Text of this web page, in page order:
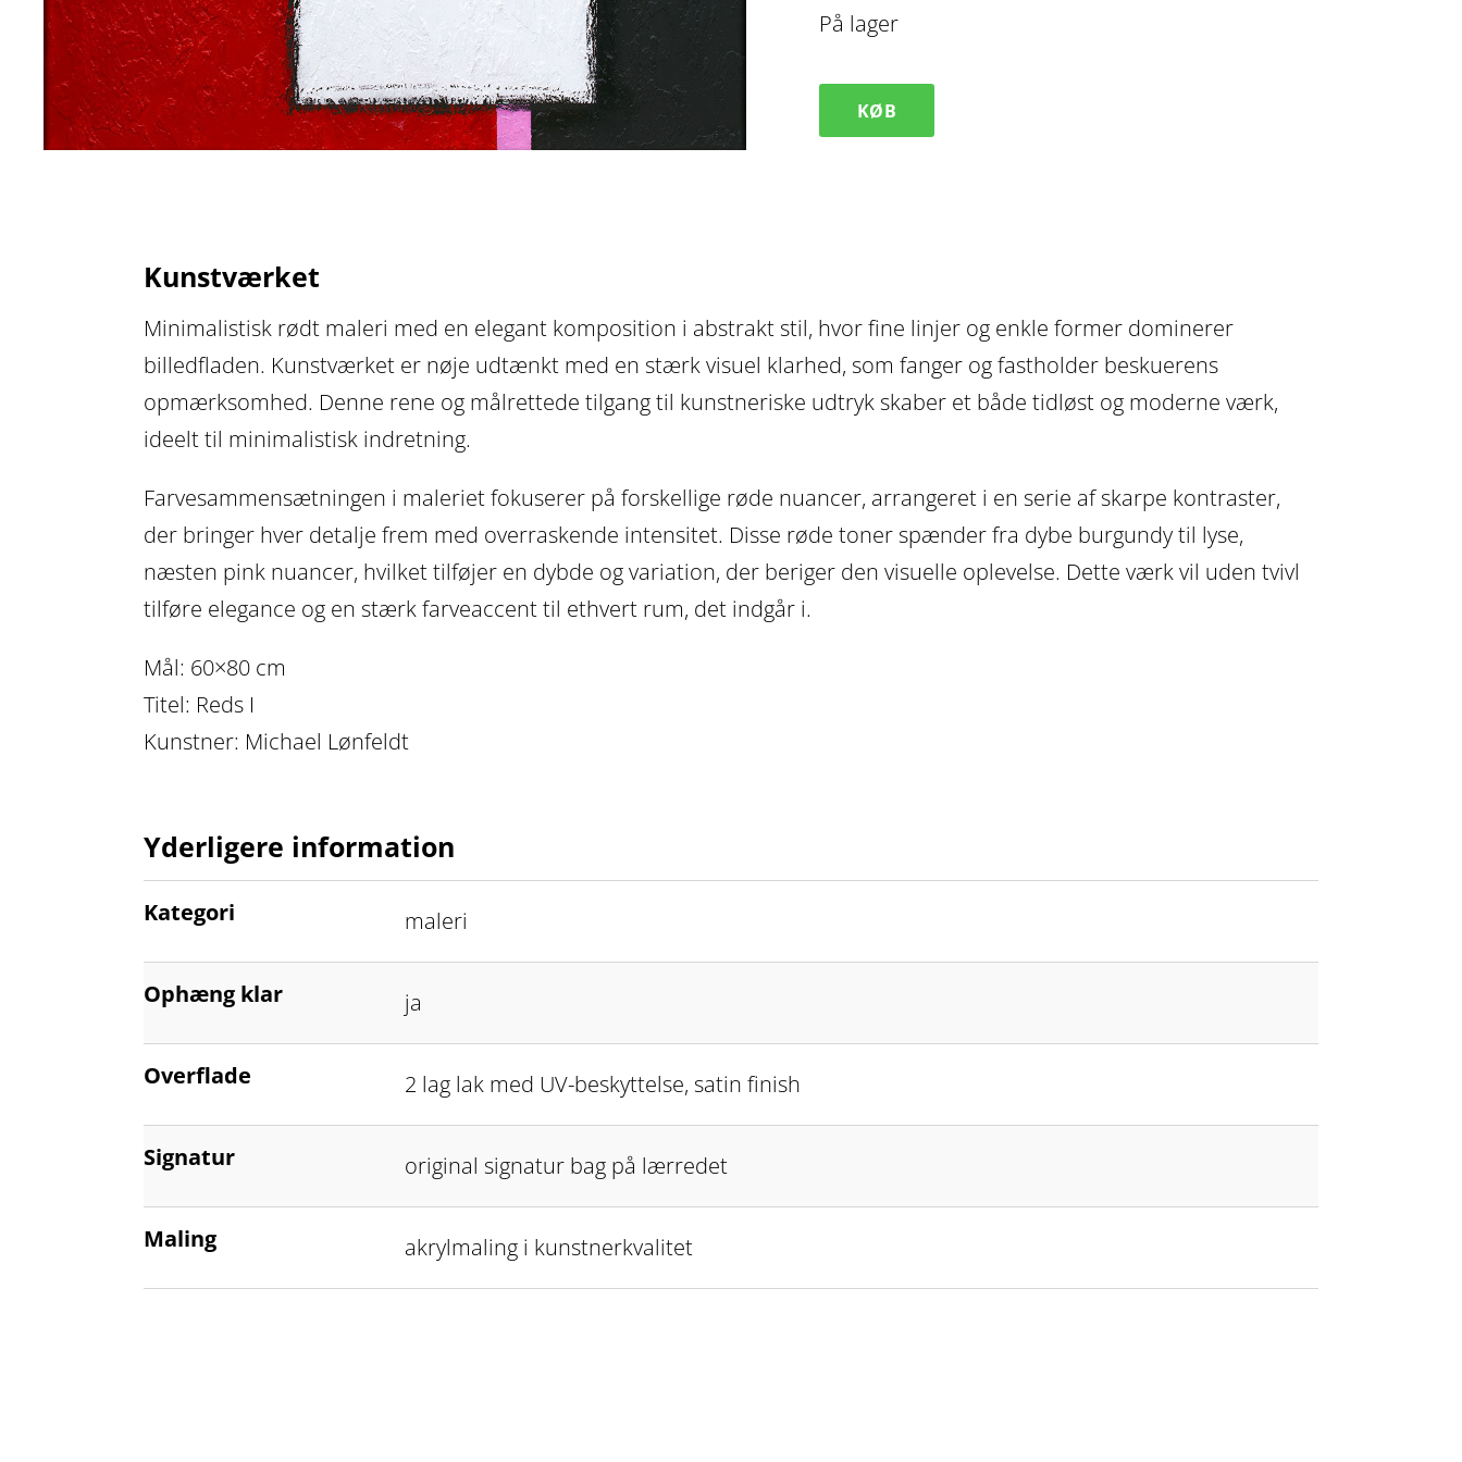
På lager
Minimalistisk
KØB
Kunstværket
Minimalistisk rødt maleri med en elegant komposition i abstrakt stil, hvor fine linjer og enkle former dominerer
billedfladen. Kunstværket er nøje udtænkt med en stærk visuel klarhed, som fanger og fastholder beskuerens
opmærksomhed. Denne rene og målrettede tilgang til kunstneriske udtryk skaber et både tidløst og moderne værk,
ideelt til minimalistisk indretning.
Farvesammensætningen i maleriet fokuserer på forskellige røde nuancer, arrangeret i en serie af skarpe kontraster,
der bringer hver detalje frem med overraskende intensitet. Disse røde toner spænder fra dybe burgundy til lyse,
næsten pink nuancer, hvilket tilføjer en dybde og variation, der beriger den visuelle oplevelse. Dette værk vil uden tvivl
tilføre elegance og en stærk farveaccent til ethvert rum, det indgår i.
Mål: 60×80 cm
Titel: Reds I
Kunstner: Michael Lønfeldt
Yderligere information
Kategori maleri
Ophæng klar ja
Overflade 2 lag lak med UV-beskyttelse, satin finish
Signatur original signatur bag på lærredet
Maling akrylmaling i kunstnerkvalitet